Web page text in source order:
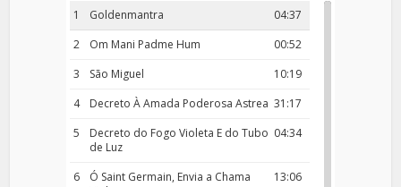
1 04:37
Goldenmantra
2
00:52
Om Mani Padme Hum
3
10:19
São Miguel
4
31:17
Decreto À Amada Poderosa Astrea
5
04:34
Decreto do Fogo Violeta E do Tubo
de Luz
6
13:06
Ó Saint Germain, Envia a Chama